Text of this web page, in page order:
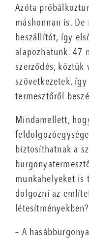
Azóta
máshonnan is.
beszállítót, így
alapozhatunk. 47
szerződés, köztük
szövetkezetek,
termesztőről
Mindamellett,
biztosíthatnak a
munkahelyeket is
dolgozni az
létesítményekben?
– A